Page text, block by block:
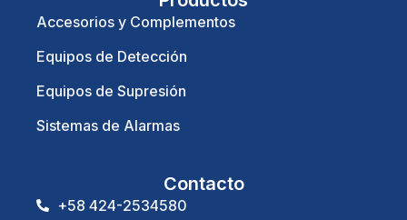
Accesorios y Complementos
Equipos de Detección
Equipos de Supresión
Sistemas de Alarmas
Contacto
+58 424-2534580